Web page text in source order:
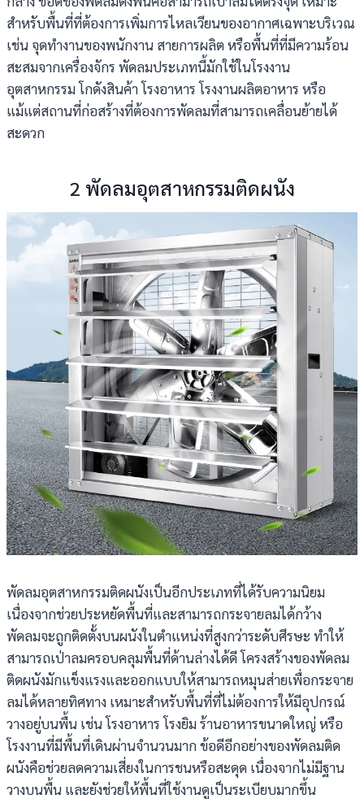
สำหรับพื้นที่ที่ต้องการเพิ่มการไหลเวียนของอากาศเฉพาะบริเวณ
เช่น จุดทำงานของพนักงาน สายการผลิต หรือพื้นที่ที่มีความร้อน
สะสมจากเครื่องจักร พัดลมประเภทนี้มักใช้ในโรงงาน
อุตสาหกรรม โกดังสินค้า โรงอาหาร โรงงานผลิตอาหาร หรือ
แม้แต่สถานที่ก่อสร้างที่ต้องการพัดลมที่สามารถเคลื่อนย้ายได้
สะดวก
2 พัดลมอุตสาหกรรมติดผนัง
พัดลมอุตสาหกรรมติดผนังเป็นอีกประเภทที่ได้รับความนิยม
เนื่องจากช่วยประหยัดพื้นที่และสามารถกระจายลมได้กว้าง
พัดลมจะถูกติดตั้งบนผนังในตำแหน่งที่สูงกว่าระดับศีรษะ ทำให้
สามารถเป่าลมครอบคลุมพื้นที่ด้านล่างได้ดี โครงสร้างของพัดลม
ติดผนังมักแข็งแรงและออกแบบให้สามารถหมุนส่ายเพื่อกระจาย
ลมได้หลายทิศทาง เหมาะสำหรับพื้นที่ที่ไม่ต้องการให้มีอุปกรณ์
วางอยู่บนพื้น เช่น โรงอาหาร โรงยิม ร้านอาหารขนาดใหญ่ หรือ
โรงงานที่มีพื้นที่เดินผ่านจำนวนมาก ข้อดีอีกอย่างของพัดลมติด
ผนังคือช่วยลดความเสี่ยงในการชนหรือสะดุด เนื่องจากไม่มีฐาน
วางบนพื้น และยังช่วยให้พื้นที่ใช้งานดูเป็นระเบียบมากขึ้น